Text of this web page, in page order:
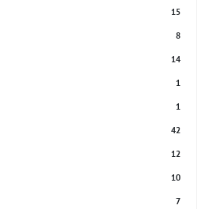
15
8
14
1
1
42
12
10
7